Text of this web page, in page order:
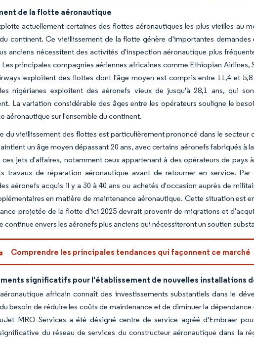
de la flotte aéronautique
actuellement certaines des flottes aéronautiques les plus vieilles au
continent. Ce vieillissement de la flotte génère d'importantes
anciens nécessitent des activités d'inspection aéronautique plus
principales compagnies aériennes africaines comme Ethiopian
exploitent des flottes dont l'âge moyen est compris entre 11,4 et
nigérianes exploitent des aéronefs vieux de jusqu'à 28,1 ans, qui
La variation considérable des âges entre les opérateurs souligne le
aéronautique sur l'ensemble du continent.
du vieillissement des flottes est particulièrement prononcé dans le
un âge moyen dépassant 20 ans, avec certains aéronefs fabriqués à
jets d'affaires, notamment ceux appartenant à des opérateurs de pays
travaux de réparation aéronautique avant de retourner en service.
aéronefs acquis il y a 30 à 40 ans ou achetés d'occasion auprès de
en matière de maintenance aéronautique. Cette situation est
projetée de la flotte d'ici 2025 devrait provenir de migrations et
continue envers les aéronefs plus anciens qui nécessiteront un soutien
Comprendre les principales tendances qui façonnent ce marché
significatifs pour l'établissement de nouvelles installations
africain connaît des investissements substantiels dans le
besoin de réduire les coûts de maintenance et de diminuer la
MRO Services a été désigné centre de service agréé d'Embraer
du réseau de services du constructeur aéronautique dans la